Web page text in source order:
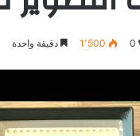
0 1٬500 دقيقة واحدة